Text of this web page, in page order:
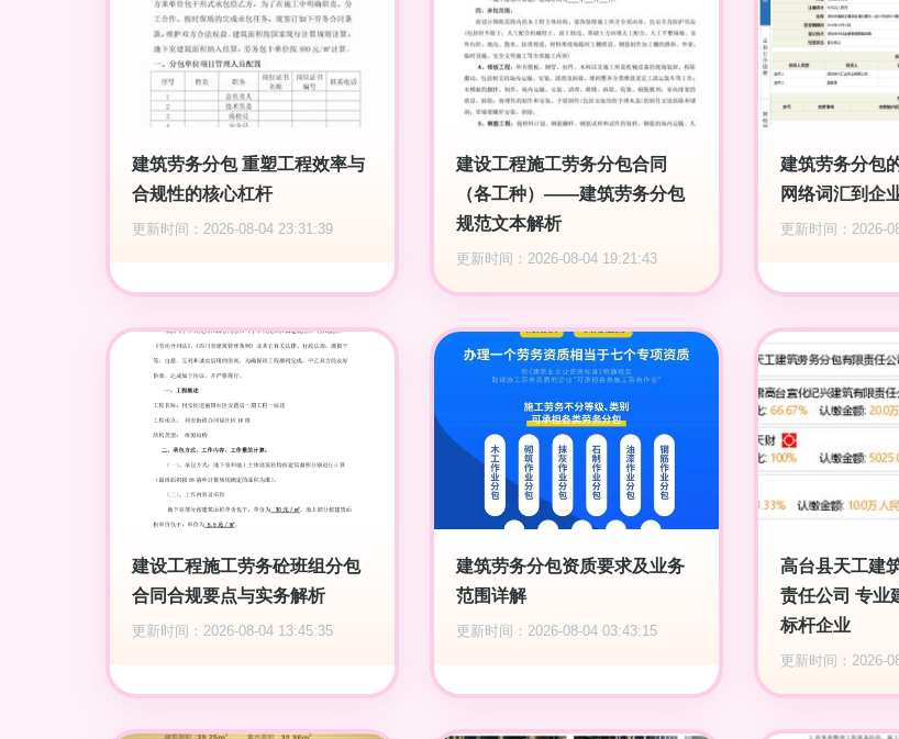
建筑劳务分包 重塑工程效率与
合规性的核心杠杆
更新时间：2026-08-04 23:31:39
建设工程施工劳务分包合同
（各工种）——建筑劳务分包
规范文本解析
更新时间：2026-08-04 19:21:43
建筑劳务分包
网络词汇到企
更新时间：2026-
建设工程施工劳务砼班组分包
合同合规要点与实务解析
更新时间：2026-08-04 13:45:35
建筑劳务分包资质要求及业务
范围详解
更新时间：2026-08-04 03:43:15
高台县天工建
责任公司 专业
标杆企业
更新时间：2026-